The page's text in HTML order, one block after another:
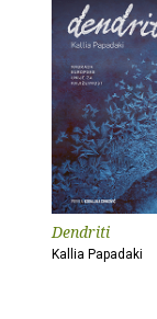
Dendriti
Kallia Papadaki